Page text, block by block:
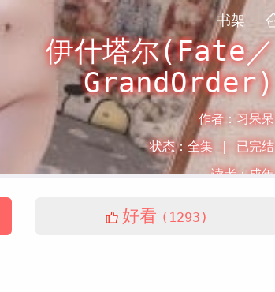
书架
伊什塔尔(Fate／
GrandOrder)
作者： 习呆呆
状态： 全集 | 已完结
读者：成年
好看 (1293)